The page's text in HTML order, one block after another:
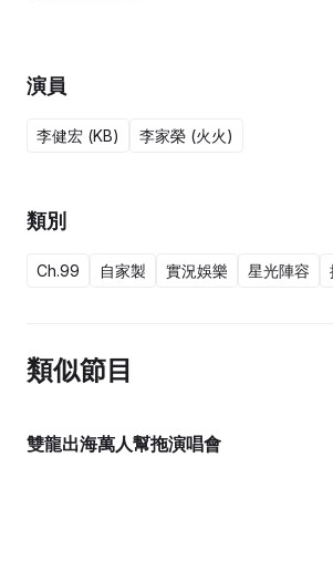
演員
李健宏 (KB) 李家榮 (火火)
類別
Ch.99 自家製 實況娛樂 星光陣容
類似節目
雙龍出海萬人幫拖演唱會